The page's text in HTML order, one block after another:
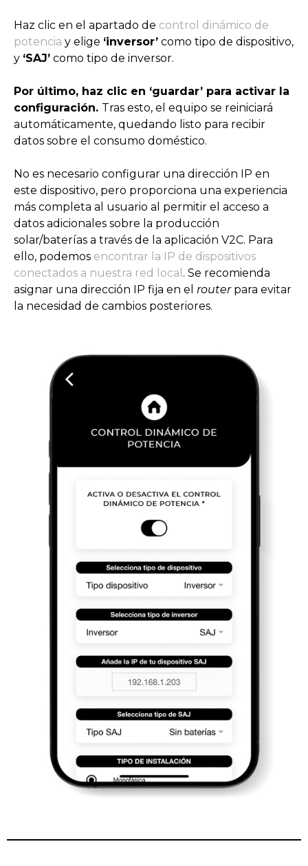
Haz clic en el apartado de control dinámico de
potencia y elige ‘inversor’ como tipo de dispositivo,
y ‘SAJ’ como tipo de inversor.
Por último, haz clic en ‘guardar’ para activar la
configuración. Tras esto, el equipo se reiniciará
automáticamente, quedando listo para recibir
datos sobre el consumo doméstico.
No es necesario configurar una dirección IP en
este dispositivo, pero proporciona una experiencia
más completa al usuario al permitir el acceso a
datos adicionales sobre la producción
solar/baterías a través de la aplicación V2C. Para
ello, podemos encontrar la IP de dispositivos
conectados a nuestra red local . Se recomienda
asignar una dirección IP fija en el routerpara evitar
la necesidad de cambios posteriores.